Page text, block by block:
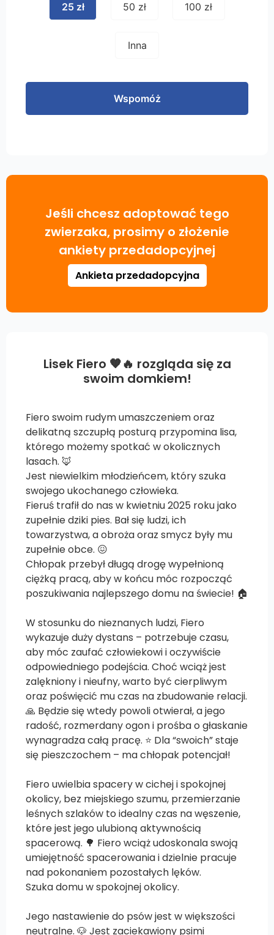
25 zł 50 zł 100 zł
Inna
Jeśli chcesz adoptować tego
zwierzaka, prosimy o złożenie
ankiety przedadopcyjnej
Ankieta przedadopcyjna
Lisek Fiero 🧡🔥 rozgląda się za
swoim domkiem!
Fiero swoim rudym umaszczeniem oraz
delikatną szczupłą posturą przypomina lisa,
którego możemy spotkać w okolicznych
lasach. 🦊
Jest niewielkim młodzieńcem, który szuka
swojego ukochanego człowieka.
Fieruś trafił do nas w kwietniu 2025 roku jako
zupełnie dziki pies. Bał się ludzi, ich
towarzystwa, a obroża oraz smycz były mu
zupełnie obce. 😖
Chłopak przebył długą drogę wypełnioną
ciężką pracą, aby w końcu móc rozpocząć
poszukiwania najlepszego domu na świecie! 🏠
W stosunku do nieznanych ludzi, Fiero
wykazuje duży dystans – potrzebuje czasu,
aby móc zaufać człowiekowi i oczywiście
odpowiedniego podejścia. Choć wciąż jest
zalękniony i nieufny, warto być cierpliwym
oraz poświęcić mu czas na zbudowanie relacji.
🙏 Będzie się wtedy powoli otwierał, a jego
radość, rozmerdany ogon i prośba o głaskanie
wynagradza całą pracę. ⭐️ Dla “swoich” staje
się pieszczochem – ma chłopak potencjał!
Fiero uwielbia spacery w cichej i spokojnej
okolicy, bez miejskiego szumu, przemierzanie
leśnych szlaków to idealny czas na węszenie,
które jest jego ulubioną aktywnością
spacerową. 🌳 Fiero wciąż udoskonala swoją
umiejętność spacerowania i dzielnie pracuje
nad pokonaniem pozostałych lęków.
Szuka domu w spokojnej okolicy.
Jego nastawienie do psów jest w większości
neutralne. 🐶 Jest zaciekawiony psimi